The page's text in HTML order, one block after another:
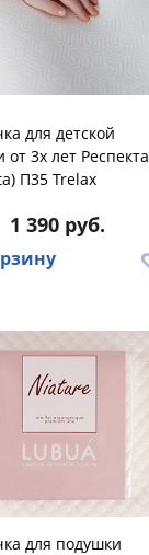
для детской
от 3х лет Респекта
П35 Trelax
1 390 руб.
для подушки